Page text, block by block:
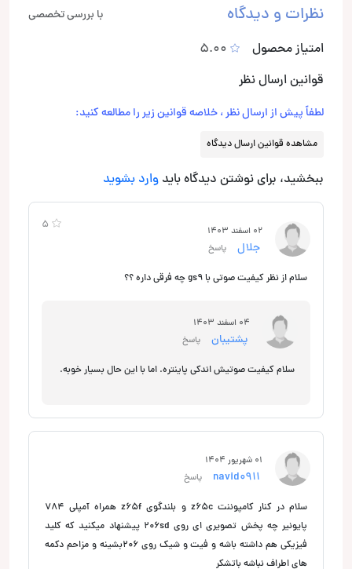
نظرات و دیدگاه با بررسی تخصصی
امتیاز محصول
5.00
قوانین ارسال نظر
لطفاً پیش از ارسال نظر ، خلاصه قوانین زیر را مطالعه کنید:
مشاهده قوانین ارسال دیدگاه
ببخشید، برای نوشتن دیدگاه باید وارد بشوید
5 02 اسفند 1403
جلال پاسخ
سلام از نظر کیفیت صوتی با gs9 چه فرقی داره ؟؟
04 اسفند 1403
پشتیبان پاسخ
سلام کیفیت صوتیش اندکی پاینتره. اما با این حال بسیار خوبه.
01 شهریور 1404
پاسخ
سلام در کنار کامپوننت z65c و بلندگوی z65f همراه آمپلی 784
پایونیر چه پخش تصویری ای روی 206sd پیشنهاد میکنید که کلید
فیزیکی هم داشته باشه و فیت و شیک روی 206بشینه و مزاحم دکمه
های اطراف نباشه باتشکر